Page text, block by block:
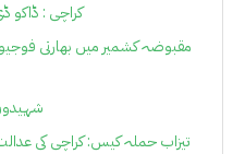
کراچی : ڈاکو ڈی ایس
مقبوضہ کشمیر میں بھارتی
تیزاب حملہ کیس: کراچی کی